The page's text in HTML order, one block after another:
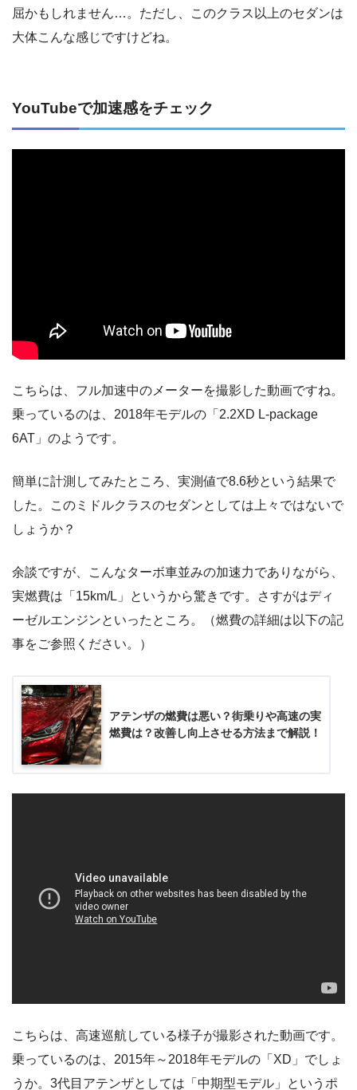
屈かもしれません…。ただし、このクラス以上のセダンは
大体こんな感じですけどね。
YouTubeで加速感をチェック
こちらは、フル加速中のメーターを撮影した動画ですね。
乗っているのは、2018年モデルの「2.2XD L-package
6AT」のようです。
簡単に計測してみたところ、実測値で8.6秒という結果で
した。このミドルクラスのセダンとしては上々ではないで
しょうか？
余談ですが、こんなターボ車並みの加速力でありながら、
実燃費は「15km/L」というから驚きです。さすがはディ
ーゼルエンジンといったところ。（燃費の詳細は以下の記
事をご参照ください。）
アテンザの燃費は悪い？街乗りや高速の実
燃費は？改善し向上させる方法まで解説！
こちらは、高速巡航している様子が撮影された動画です。
乗っているのは、2015年～2018年モデルの「XD」でしょ
うか。3代目アテンザとしては「中期型モデル」というポ